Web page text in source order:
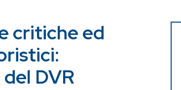
critiche ed
DVR